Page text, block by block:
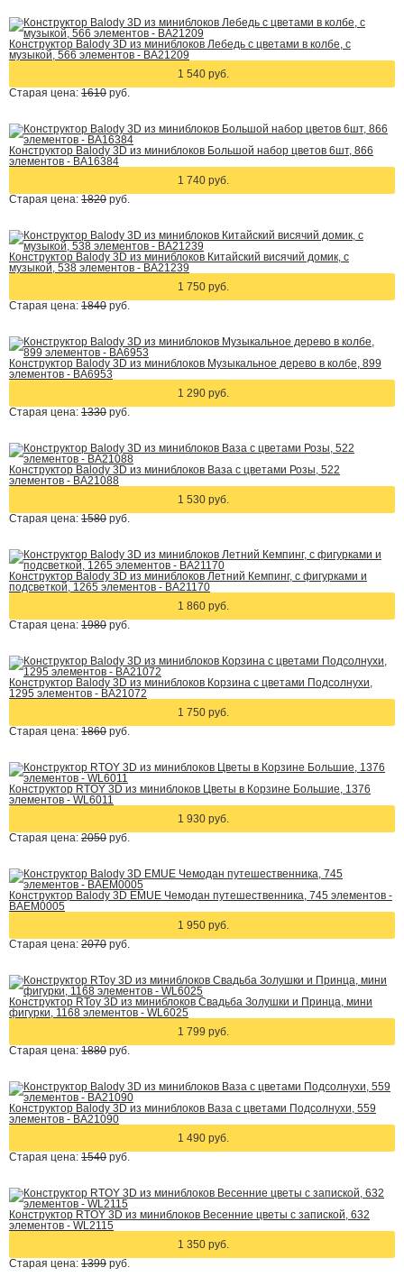
Конструктор Balody 3D из миниблоков Лебедь с цветами в колбе, с
музыкой, 566 элементов - BA21209
1 540 руб.
Старая цена: 1610 руб.
Конструктор Balody 3D из миниблоков Большой набор цветов 6шт, 866
элементов - BA16384
1 740 руб.
Старая цена: 1820 руб.
Конструктор Balody 3D из миниблоков Китайский висячий домик, с
музыкой, 538 элементов - BA21239
1 750 руб.
Старая цена: 1840 руб.
Конструктор Balody 3D из миниблоков Музыкальное дерево в колбе, 899
элементов - BA6953
1 290 руб.
Старая цена: 1330 руб.
Конструктор Balody 3D из миниблоков Ваза с цветами Розы, 522
элементов - BA21088
1 530 руб.
Старая цена: 1580 руб.
Конструктор Balody 3D из миниблоков Летний Кемпинг, с фигурками и
подсветкой, 1265 элементов - BA21170
1 860 руб.
Старая цена: 1980 руб.
Конструктор Balody 3D из миниблоков Корзина с цветами Подсолнухи,
1295 элементов - BA21072
1 750 руб.
Старая цена: 1860 руб.
Конструктор RTOY 3D из миниблоков Цветы в Корзине Большие, 1376
элементов - WL6011
1 930 руб.
Старая цена: 2050 руб.
Конструктор Balody 3D EMUE Чемодан путешественника, 745 элементов -
BAEM0005
1 950 руб.
Старая цена: 2070 руб.
Конструктор RToy 3D из миниблоков Свадьба Золушки и Принца, мини
фигурки, 1168 элементов - WL6025
1 799 руб.
Старая цена: 1880 руб.
Конструктор Balody 3D из миниблоков Ваза с цветами Подсолнухи, 559
элементов - BA21090
1 490 руб.
Старая цена: 1540 руб.
Конструктор RTOY 3D из миниблоков Весенние цветы с запиской, 632
элементов - WL2115
1 350 руб.
Старая цена: 1399 руб.